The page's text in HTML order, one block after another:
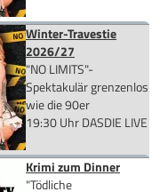
Winter-Travestie
2026/27
"NO LIMITS"-
Spektakulär grenzenlos
wie die 90er
19:30 Uhr DASDIE LIVE
Krimi zum Dinner
"Tödliche